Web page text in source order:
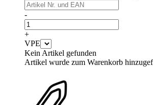
-
+
VPE
Kein Artikel gefunden
Artikel wurde zum Warenkorb